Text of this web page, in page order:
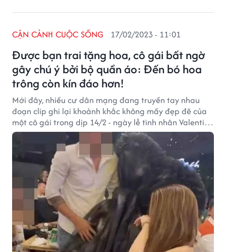
Được bạn trai tặng hoa, cô gái bất ngờ
gây chú ý bởi bộ quần áo: Đến bó hoa
trông còn kín đáo hơn!
CẬN CẢNH CUỘC SỐNG 17/02/2023 - 11:01
Mới đây, nhiều cư dân mạng đang truyền tay nhau
đoạn clip ghi lại khoảnh khắc không mấy đẹp đẽ của
một cô gái trong dịp 14/2 - ngày lễ tình nhân Valentine
vừa qua.